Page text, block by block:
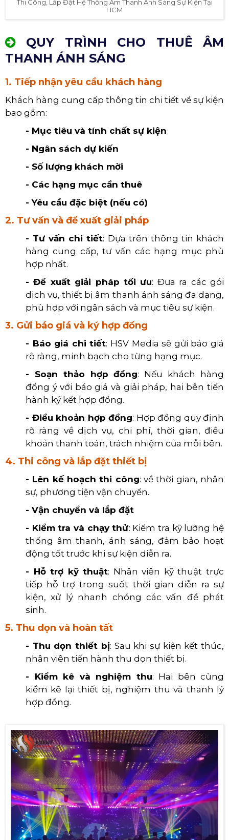
Thi Công, Lắp Đặt Hệ Thống Âm Thanh Ánh Sáng Sự Kiện Tại
HCM
QUY TRÌNH CHO THUÊ ÂM
THANH ÁNH SÁNG
1. Tiếp nhận yêu cầu khách hàng
Khách hàng cung cấp thông tin chi tiết về sự kiện
bao gồm:
- Mục tiêu và tính chất sự kiện
- Ngân sách dự kiến
- Số lượng khách mời
- Các hạng mục cần thuê
- Yêu cầu đặc biệt (nếu có)
2. Tư vấn và đề xuất giải pháp
- Tư vấn chi tiết: Dựa trên thông tin khách
hàng cung cấp, tư vấn các hạng mục phù
hợp nhất.
- Đề xuất giải pháp tối ưu: Đưa ra các gói
dịch vụ, thiết bị âm thanh ánh sáng đa dạng,
phù hợp với ngân sách và mục tiêu sự kiện.
3. Gửi báo giá và ký hợp đồng
- Báo giá chi tiết: HSV Media sẽ gửi báo giá
rõ ràng, minh bạch cho từng hạng mục.
- Soạn thảo hợp đồng: Nếu khách hàng
đồng ý với báo giá và giải pháp, hai bên tiến
hành ký kết hợp đồng.
- Điều khoản hợp đồng: Hợp đồng quy định
rõ ràng về dịch vụ, chi phí, thời gian, điều
khoản thanh toán, trách nhiệm của mỗi bên.
4. Thi công và lắp đặt thiết bị
- Lên kế hoạch thi công: về thời gian, nhân
sự, phương tiện vận chuyển.
- Vận chuyển và lắp đặt
- Kiểm tra và chạy thử: Kiểm tra kỹ lưỡng hệ
thống âm thanh, ánh sáng, đảm bảo hoạt
động tốt trước khi sự kiện diễn ra.
- Hỗ trợ kỹ thuật: Nhân viên kỹ thuật trực
tiếp hỗ trợ trong suốt thời gian diễn ra sự
kiện, xử lý nhanh chóng các vấn đề phát
sinh.
5. Thu dọn và hoàn tất
- Thu dọn thiết bị: Sau khi sự kiện kết thúc,
nhân viên tiến hành thu dọn thiết bị.
- Kiểm kê và nghiệm thu: Hai bên cùng
kiểm kê lại thiết bị, nghiệm thu và thanh lý
hợp đồng.